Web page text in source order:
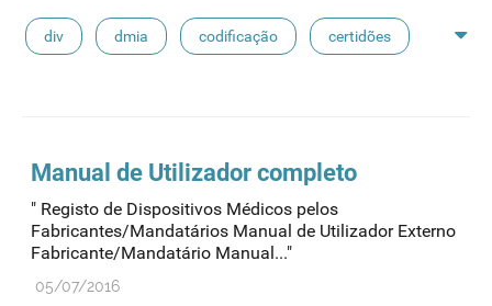
div dmia codificação certidões
Manual de Utilizador completo
" Registo de Dispositivos Médicos pelos
Fabricantes/Mandatários Manual de Utilizador Externo
Fabricante/Mandatário Manual..."
05/07/2016